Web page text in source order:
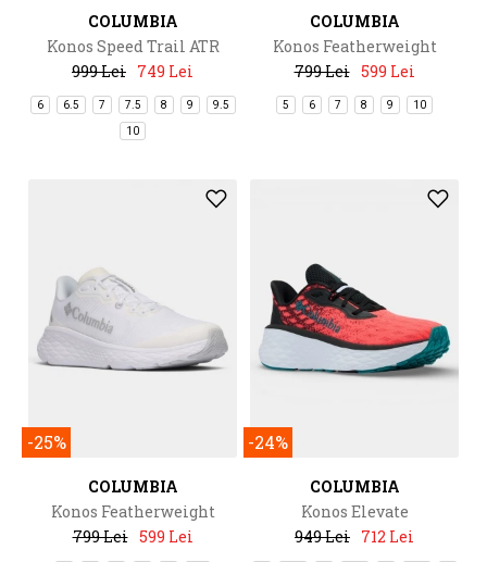
COLUMBIA
Konos Speed Trail ATR
WMNS
999 Lei 749 Lei
6 6.5 7 7.5 8 9 9.5
10
COLUMBIA
Konos Featherweight
799 Lei 599 Lei
5 6 7 8 9 10
-25%
COLUMBIA
Konos Featherweight
799 Lei 599 Lei
-24%
COLUMBIA
Konos Elevate
949 Lei 712 Lei